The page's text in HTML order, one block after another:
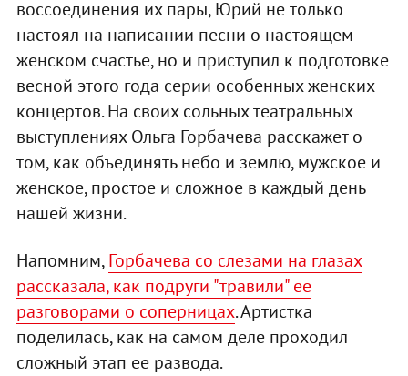
воссоединения их пары, Юрий не только
настоял на написании песни о настоящем
женском счастье, но и приступил к подготовке
весной этого года серии особенных женских
концертов. На своих сольных театральных
выступлениях Ольга Горбачева расскажет о
том, как объединять небо и землю, мужское и
женское, простое и сложное в каждый день
нашей жизни.
Напомним,Горбачева со слезами на глазах
рассказала, как подруги "травили" ее
разговорами о соперницах. Артистка
поделилась, как на самом деле проходил
сложный этап ее развода.